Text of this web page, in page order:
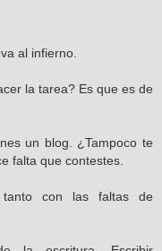
al infierno.
la tarea? Es que es de
un blog. ¿Tampoco te
falta que contestes.
con las faltas de